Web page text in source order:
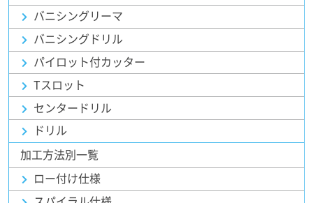
バニシングリーマ
バニシングドリル
パイロット付カッター
Tスロット
センタードリル
ドリル
加工方法別一覧
ロー付け仕様